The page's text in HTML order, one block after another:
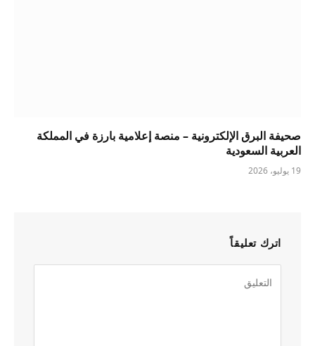
صحيفة البرق الإلكترونية – منصة إعلامية بارزة في المملكة
العربية السعودية
19 يوليو، 2026
اترك تعليقاً